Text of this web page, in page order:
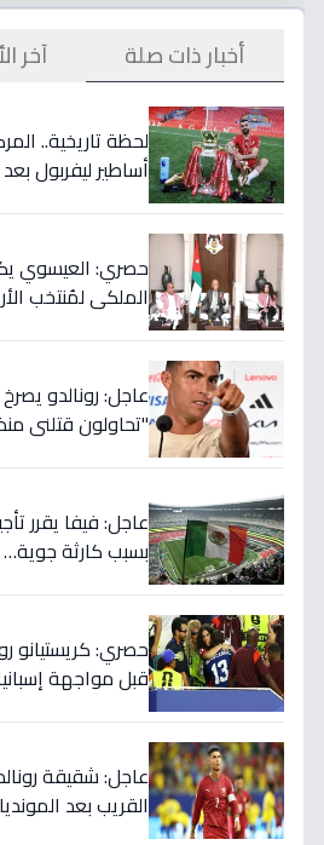
أخبار ذات صلة آخر
لحظة تاريخية..
أساطير ليفربول
حصري: العيسوي
الملكي لمُنتخب
عاجل: رونالدو
عاجل: فيفا يقرر
بسبب كارثة
حصري: كريستيانو
قبل مواجهة
عاجل: شقيقة
القريب بعد